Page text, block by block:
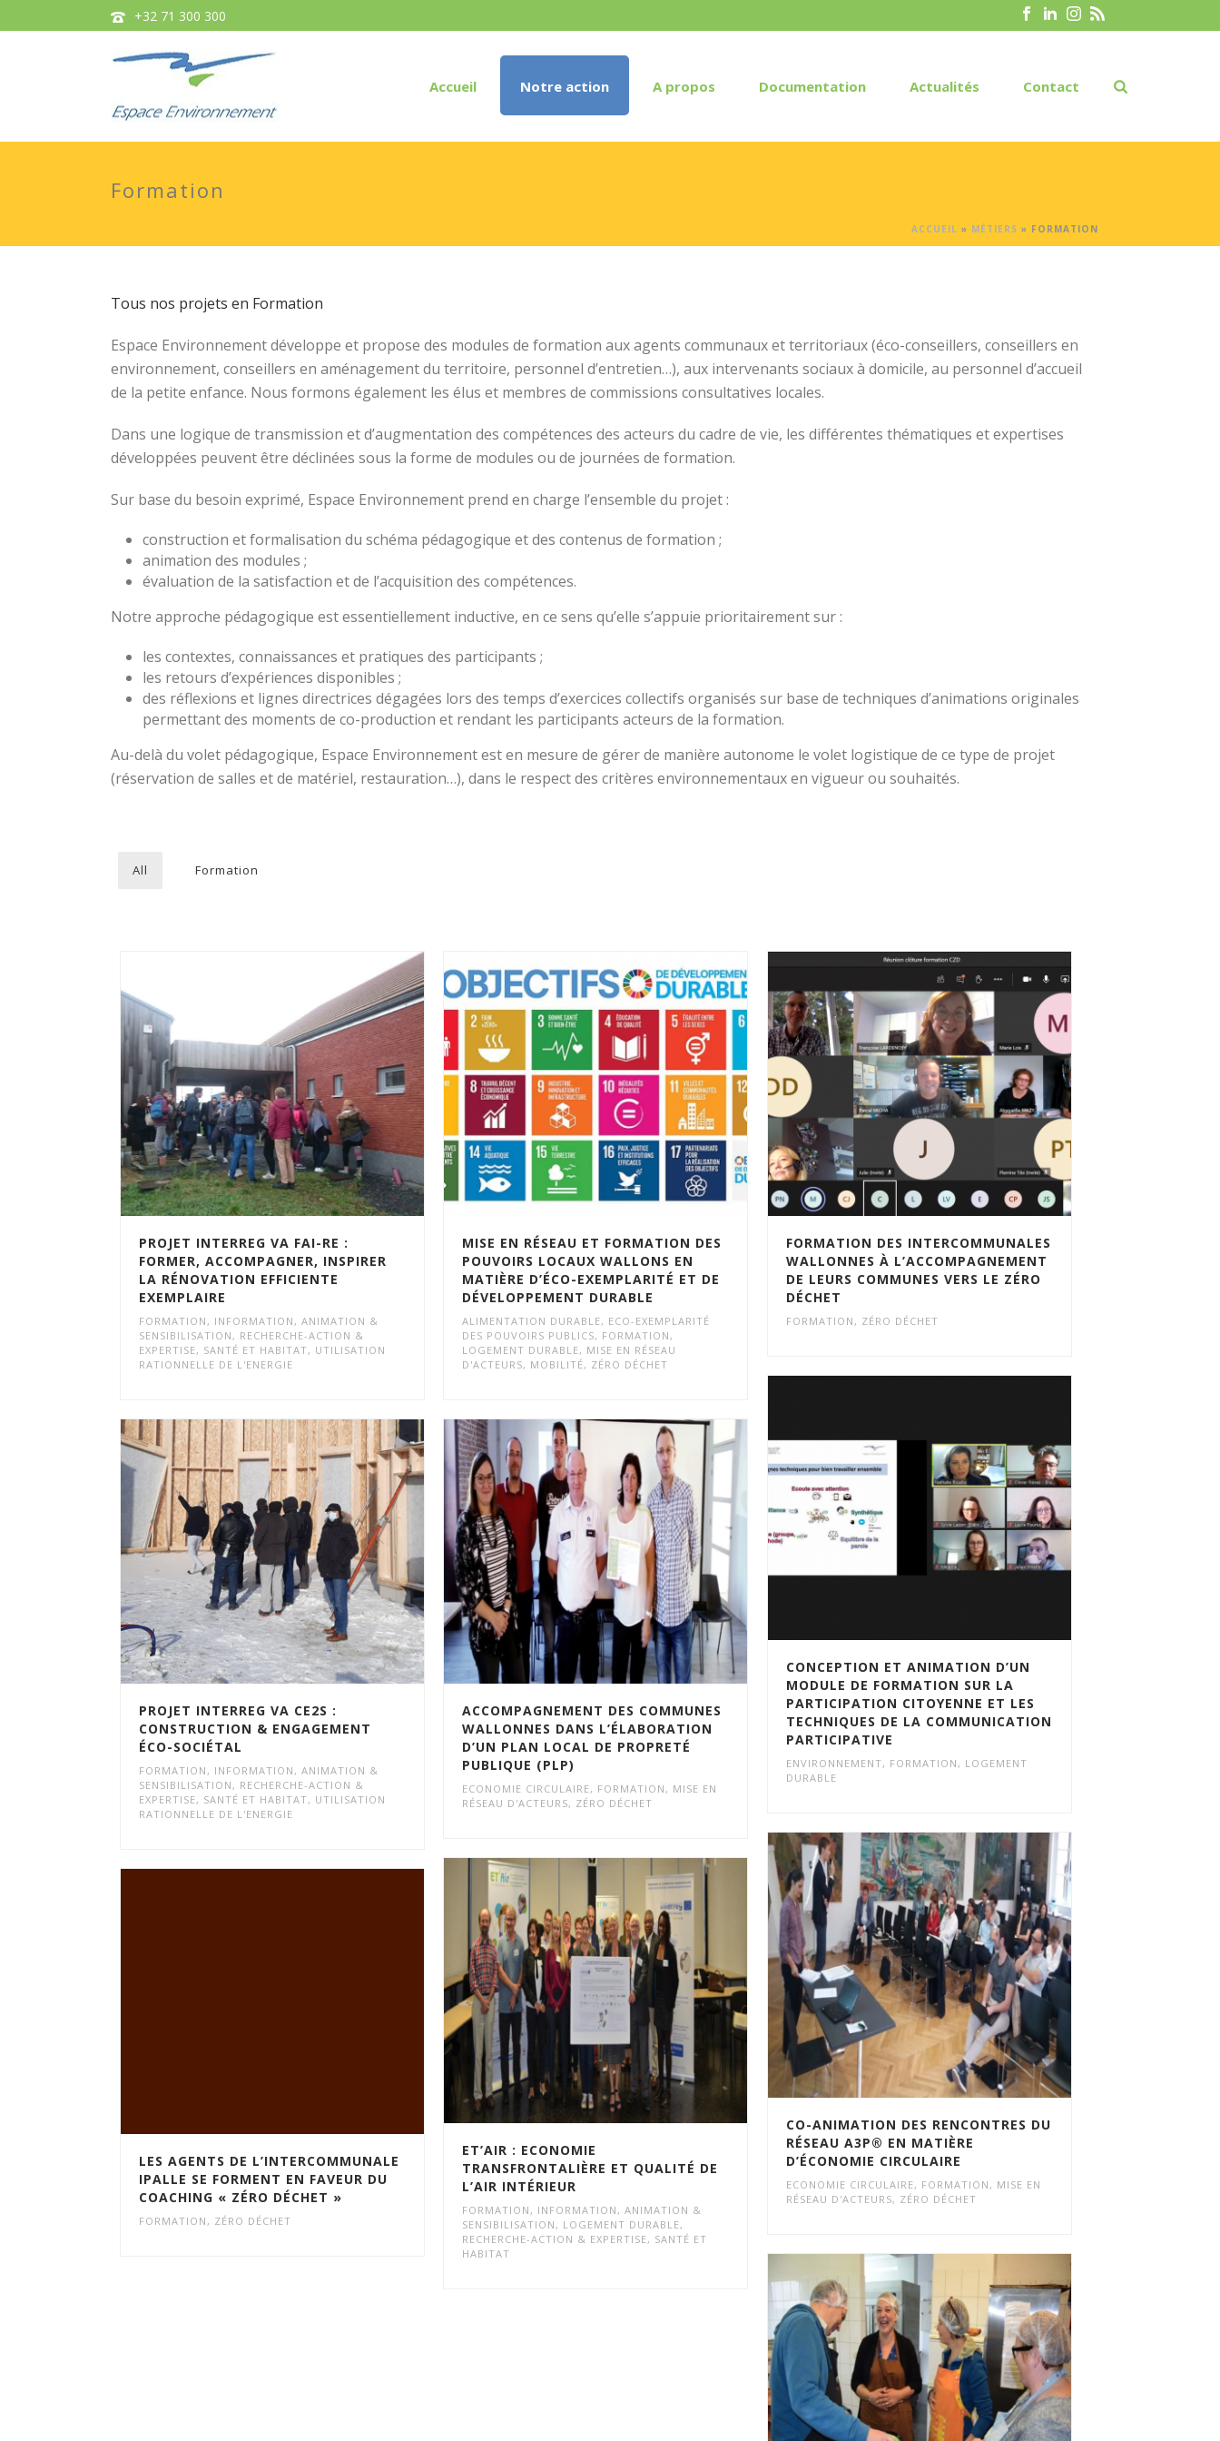
+32 71 300 300
Accueil Notre action A propos Documentation Actualités Contact
Formation
ACCUEIL » MÉTIERS » FORMATION
Tous nos projets en Formation
Espace Environnement développe et propose des modules de formation aux agents communaux et territoriaux (éco-conseillers, conseillers en
environnement, conseillers en aménagement du territoire, personnel d’entretien…), aux intervenants sociaux à domicile, au personnel d’accueil
de la petite enfance. Nous formons également les élus et membres de commissions consultatives locales.
Dans une logique de transmission et d’augmentation des compétences des acteurs du cadre de vie, les différentes thématiques et expertises
développées peuvent être déclinées sous la forme de modules ou de journées de formation.
Sur base du besoin exprimé, Espace Environnement prend en charge l’ensemble du projet :
construction et formalisation du schéma pédagogique et des contenus de formation ;
animation des modules ;
évaluation de la satisfaction et de l’acquisition des compétences.
Notre approche pédagogique est essentiellement inductive, en ce sens qu’elle s’appuie prioritairement sur :
les contextes, connaissances et pratiques des participants ;
les retours d’expériences disponibles ;
des réflexions et lignes directrices dégagées lors des temps d’exercices collectifs organisés sur base de techniques d’animations originales
permettant des moments de co-production et rendant les participants acteurs de la formation.
Au-delà du volet pédagogique, Espace Environnement est en mesure de gérer de manière autonome le volet logistique de ce type de projet
(réservation de salles et de matériel, restauration…), dans le respect des critères environnementaux en vigueur ou souhaités.
All Formation
PROJET INTERREG VA FAI-RE :
FORMER, ACCOMPAGNER, INSPIRER
LA RÉNOVATION EFFICIENTE
EXEMPLAIRE
FORMATION , INFORMATION, ANIMATION &
SENSIBILISATION , RECHERCHE-ACTION &
EXPERTISE, SANTÉ ET HABITAT, UTILISATION
RATIONNELLE DE L'ENERGIE
MISE EN RÉSEAU ET FORMATION DES
POUVOIRS LOCAUX WALLONS EN
MATIÈRE D’ÉCO-EXEMPLARITÉ ET DE
DÉVELOPPEMENT DURABLE
ALIMENTATION DURABLE, ECO-EXEMPLARITÉ
DES POUVOIRS PUBLICS, FORMATION ,
LOGEMENT DURABLE, MISE EN RÉSEAU
D'ACTEURS, MOBILITÉ, ZÉRO DÉCHET
FORMATION DES INTERCOMMUNALES
WALLONNES À L’ACCOMPAGNEMENT
DE LEURS COMMUNES VERS LE ZÉRO
DÉCHET
FORMATION , ZÉRO DÉCHET
CONCEPTION ET ANIMATION D’UN
MODULE DE FORMATION SUR LA
PARTICIPATION CITOYENNE ET LES
TECHNIQUES DE LA COMMUNICATION
PARTICIPATIVE
ENVIRONNEMENT, FORMATION , LOGEMENT
DURABLE
PROJET INTERREG VA CE2S :
CONSTRUCTION & ENGAGEMENT
ÉCO-SOCIÉTAL
FORMATION , INFORMATION, ANIMATION &
SENSIBILISATION , RECHERCHE-ACTION &
EXPERTISE, SANTÉ ET HABITAT, UTILISATION
RATIONNELLE DE L'ENERGIE
ACCOMPAGNEMENT DES COMMUNES
WALLONNES DANS L’ÉLABORATION
D’UN PLAN LOCAL DE PROPRETÉ
PUBLIQUE (PLP)
ECONOMIE CIRCULAIRE, FORMATION , MISE EN
RÉSEAU D'ACTEURS, ZÉRO DÉCHET
CO-ANIMATION DES RENCONTRES DU
RÉSEAU A3P® EN MATIÈRE
D’ÉCONOMIE CIRCULAIRE
ECONOMIE CIRCULAIRE, FORMATION , MISE EN
RÉSEAU D'ACTEURS, ZÉRO DÉCHET
ET’AIR : ECONOMIE
TRANSFRONTALIÈRE ET QUALITÉ DE
L’AIR INTÉRIEUR
FORMATION , INFORMATION, ANIMATION &
SENSIBILISATION , LOGEMENT DURABLE,
RECHERCHE-ACTION & EXPERTISE, SANTÉ ET
HABITAT
LES AGENTS DE L’INTERCOMMUNALE
IPALLE SE FORMENT EN FAVEUR DU
COACHING « ZÉRO DÉCHET »
FORMATION , ZÉRO DÉCHET